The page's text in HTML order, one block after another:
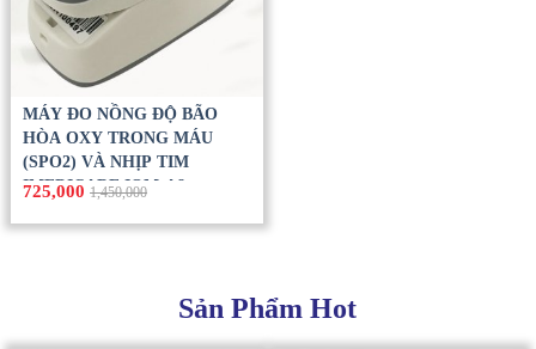
MÁY ĐO NỒNG ĐỘ BÃO
HÒA OXY TRONG MÁU
(SPO2) VÀ NHỊP TIM
IMEDICARE IOM-A8
725,0001,450,000
Sản Phẩm Hot